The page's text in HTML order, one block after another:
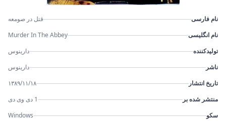
نام فارسی
قتل در صومعه
نام انگلیسی
Murder In The Abbey
تولیدکننده
دارینوس
ناشر
دارینوس
تاریخ انتشار
۱۳۸۹/۱۱/۱۸
منتشر شده بر
1 دی وی دی
سکو
Windows